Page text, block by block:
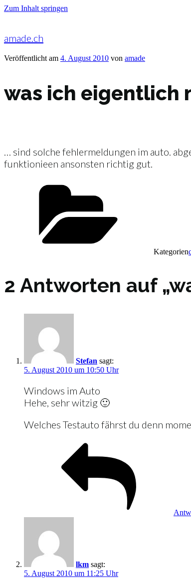
Zum Inhalt springen
amade.ch
Veröffentlicht am 4. August 2010 von amade
was ich eigentlich
… sind solche fehlermeldungen im auto.
funktionieen ansonsten richtig gut.
Kategorien
2 Antworten auf
Stefan sagt:
5. August 2010 um 10:50 Uhr
Windows im Auto
Hehe, sehr witzig 🙂
Welches Testauto fährst du denn
lkm sagt:
5. August 2010 um 11:25 Uhr